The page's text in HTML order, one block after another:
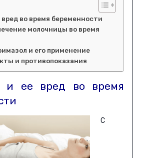
во время беременности
молочницы во время
и его применение
и противопоказания
и ее вред во время
С